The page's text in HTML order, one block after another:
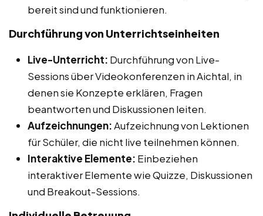
bereit sind und funktionieren.
Durchführung von Unterrichtseinheiten
Live-Unterricht: Durchführung von Live-
Sessions über Videokonferenzen in Aichtal, in
denen sie Konzepte erklären, Fragen
beantworten und Diskussionen leiten.
Aufzeichnungen:Aufzeichnung von Lektionen
für Schüler, die nicht live teilnehmen können.
Interaktive Elemente: Einbeziehen
interaktiver Elemente wie Quizze, Diskussionen
und Breakout-Sessions.